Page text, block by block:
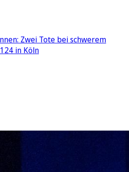
Zwei Tote bei schwerem
in Köln